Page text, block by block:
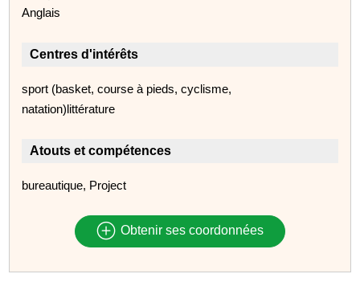
Anglais
Centres d'intérêts
sport (basket, course à pieds, cyclisme,
natation)littérature
Atouts et compétences
bureautique, Project
Obtenir ses coordonnées